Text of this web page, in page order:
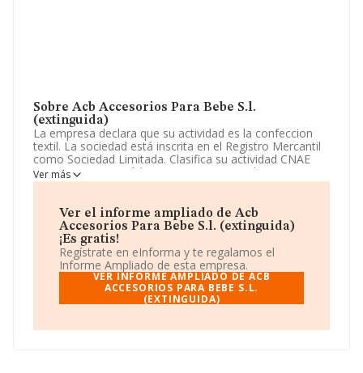
Sobre Acb Accesorios Para Bebe S.l.
(extinguida)
La empresa declara que su actividad es la confeccion
textil. La sociedad está inscrita en el Registro Mercantil
como Sociedad Limitada. Clasifica su actividad CNAE
como '%cnae%', código 1429. La compañía no tiene
actividad en mercados exteriores.
Teniendo en cuenta la información disponible en
INFORMA, ha dispuesto de un número de empleados
por encima de la media de sector.
Para más información es posible contactar a través del
teléfono 938651478.
La empresa españolaAcb Accesorios Para Bebe S.L.
en Avenida Pi I Margall núm. 128, (08140), en el
Ver más
Ver el informe ampliado de Acb
Accesorios Para Bebe S.l. (extinguida)
¡Es gratis!
Regístrate en eInforma y te regalamos el
Informe Ampliado de esta empresa.
VER INFORME AMPLIADO DE ACB
ACCESORIOS PARA BEBE S.L.
(EXTINGUIDA)